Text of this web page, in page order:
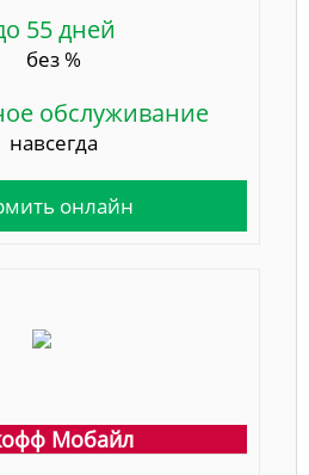
55 дней
без %
обслуживание
навсегда
онлайн
Мобайл